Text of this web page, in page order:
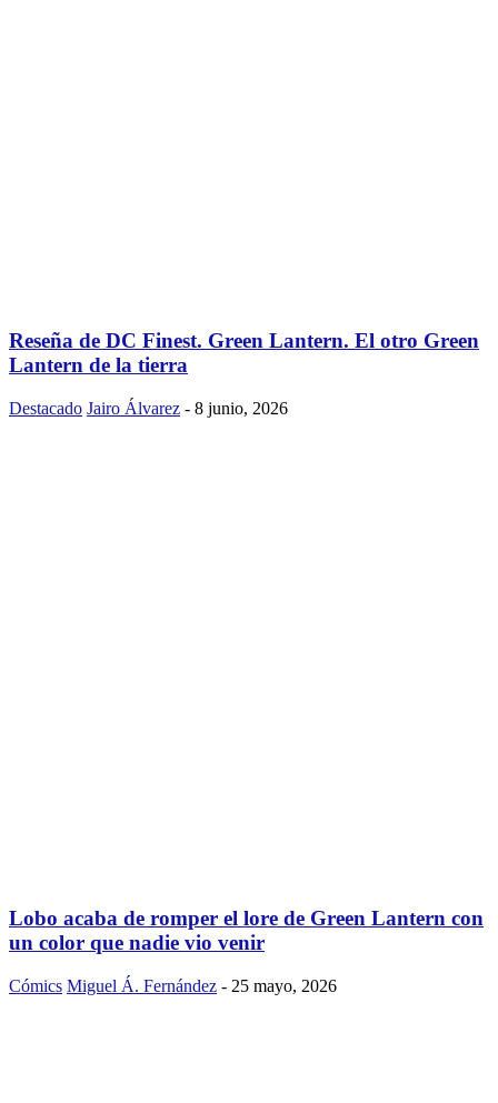
Reseña de DC Finest. Green Lantern. El otro Green
Lantern de la tierra
Destacado Jairo Álvarez - 8 junio, 2026
Lobo acaba de romper el lore de Green Lantern con
un color que nadie vio venir
Cómics Miguel Á. Fernández - 25 mayo, 2026